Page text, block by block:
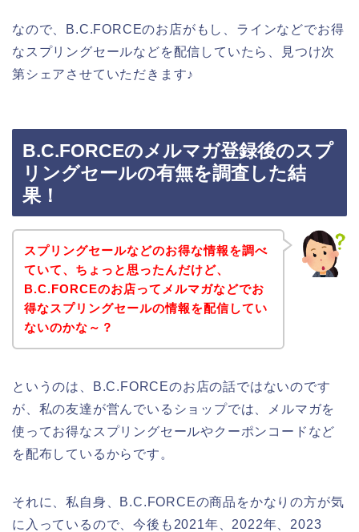
なので、B.C.FORCEのお店がもし、ラインなどでお得
なスプリングセールなどを配信していたら、見つけ次
第シェアさせていただきます♪
B.C.FORCEのメルマガ登録後のスプ
リングセールの有無を調査した結
果！
スプリングセールなどのお得な情報を調べ
ていて、ちょっと思ったんだけど、
B.C.FORCEのお店ってメルマガなどでお
得なスプリングセールの情報を配信してい
ないのかな～？
というのは、B.C.FORCEのお店の話ではないのです
が、私の友達が営んでいるショップでは、メルマガを
使ってお得なスプリングセールやクーポンコードなど
を配布しているからです。
それに、私自身、B.C.FORCEの商品をかなりの方が気
に入っているので、今後も2021年、2022年、2023